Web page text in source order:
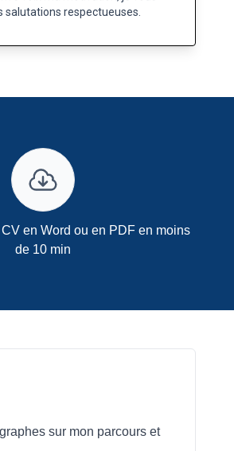
salutations respectueuses.
en Word ou en PDF en moins
de 10 min
sur mon parcours et